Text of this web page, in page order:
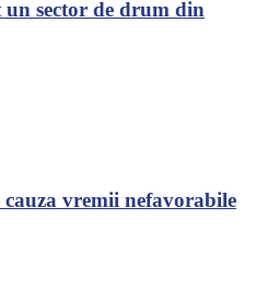
sector de drum din
vremii nefavorabile